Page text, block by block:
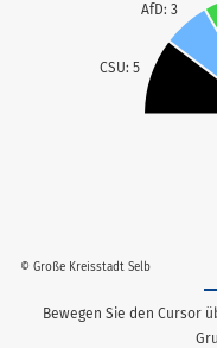
CSU: 5
AfD: 3
© Große Kreisstadt Selb
Bewegen Sie den Cursor